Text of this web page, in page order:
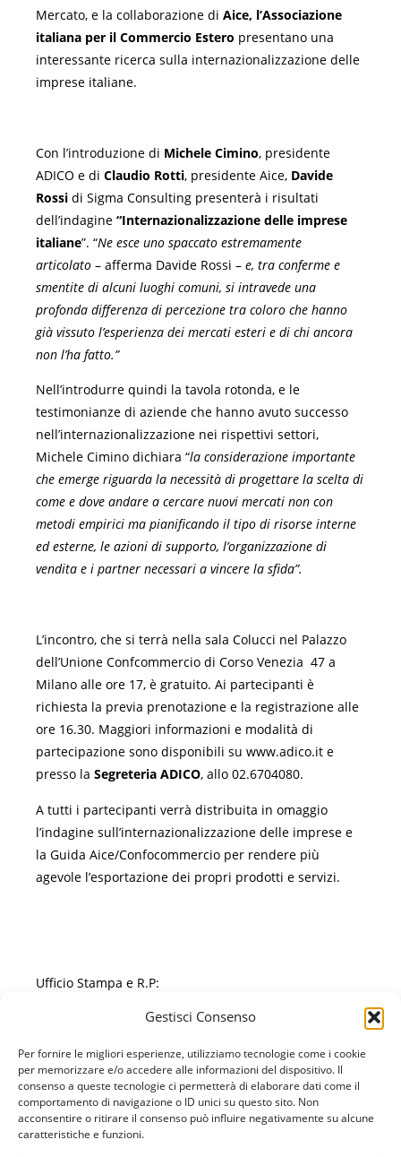
Gestisci Consenso
Per fornire le migliori esperienze, utilizziamo tecnologie come i cookie
per memorizzare e/o accedere alle informazioni del dispositivo. Il
consenso a queste tecnologie ci permetterà di elaborare dati come il
comportamento di navigazione o ID unici su questo sito. Non
acconsentire o ritirare il consenso può influire negativamente su alcune
caratteristiche e funzioni.
Mercato, e la collaborazione di Aice, l’Associazione
italiana per il Commercio Estero presentano una
interessante ricerca sulla internazionalizzazione delle
imprese italiane.
Con l’introduzione di Michele Cimino, presidente
ADICO e di Claudio Rotti, presidente Aice, Davide
Rossi di Sigma Consulting presenterà i risultati
dell’indagine “Internazionalizzazione delle imprese
italiane”. “Ne esce uno spaccato estremamente
articolato – afferma Davide Rossi – e, tra conferme e
smentite di alcuni luoghi comuni, si intravede una
profonda differenza di percezione tra coloro che hanno
già vissuto l’esperienza dei mercati esteri e di chi ancora
non l’ha fatto.”
Nell’introdurre quindi la tavola rotonda, e le
testimonianze di aziende che hanno avuto successo
nell’internazionalizzazione nei rispettivi settori,
Michele Cimino dichiara “la considerazione importante
che emerge riguarda la necessità di progettare la scelta di
come e dove andare a cercare nuovi mercati non con
metodi empirici ma pianificando il tipo di risorse interne
ed esterne, le azioni di supporto, l’organizzazione di
vendita e i partner necessari a vincere la sfida”.
L’incontro, che si terrà nella sala Colucci nel Palazzo
dell’Unione Confcommercio di Corso Venezia 47 a
Milano alle ore 17, è gratuito. Ai partecipanti è
richiesta la previa prenotazione e la registrazione alle
ore 16.30. Maggiori informazioni e modalità di
partecipazione sono disponibili su www.adico.it e
presso la Segreteria ADICO, allo 02.6704080.
A tutti i partecipanti verrà distribuita in omaggio
l’indagine sull’internazionalizzazione delle imprese e
la Guida Aice/Confocommercio per rendere più
agevole l’esportazione dei propri prodotti e servizi.
Ufficio Stampa e R.P:
– Communication by Objectives
19, via Foppa – Milano
02 85458311 –cbo@cbopr.com –
www.cbopr.com